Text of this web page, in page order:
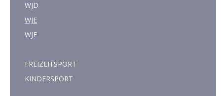
WJD
WJE
WJF
FREIZEITSPORT
KINDERSPORT